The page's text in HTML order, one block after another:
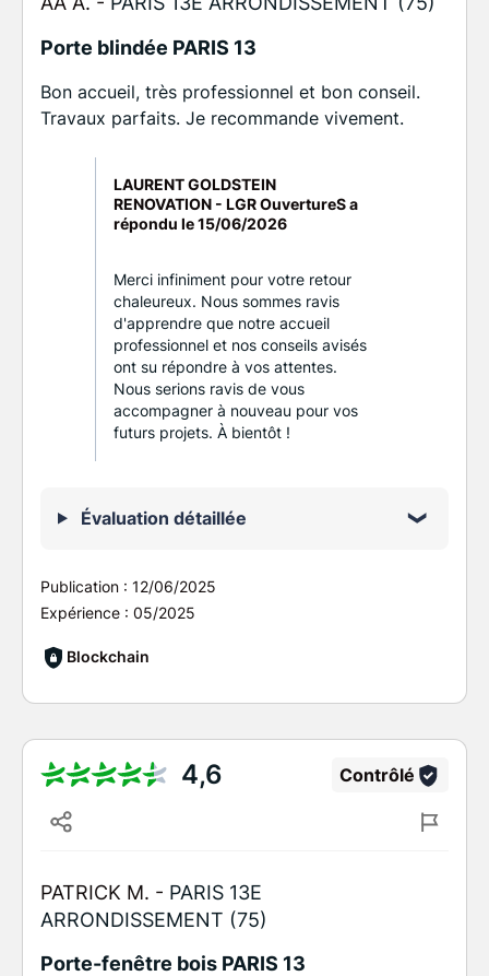
Porte blindée PARIS 13
Bon accueil, très professionnel et bon conseil.
Travaux parfaits. Je recommande vivement.
LAURENT GOLDSTEIN
RENOVATION - LGR OuvertureS a
répondu le15/06/2026
Merci infiniment pour votre retour
chaleureux. Nous sommes ravis
d'apprendre que notre accueil
professionnel et nos conseils avisés
ont su répondre à vos attentes.
Nous serions ravis de vous
accompagner à nouveau pour vos
futurs projets. À bientôt !
Évaluation détaillée
Publication : 12/06/2025
Expérience : 05/2025
Blockchain
4,6 Contrôlé
PATRICK M. - PARIS 13E
ARRONDISSEMENT (75)
Porte-fenêtre bois PARIS 13